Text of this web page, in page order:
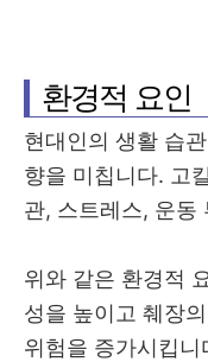
환경적 요인
현대인의 생활 습
향을 미칩니다. 고
관, 스트레스, 운동
위와 같은 환경적
성을 높이고 췌장
위험을 증가시킵니